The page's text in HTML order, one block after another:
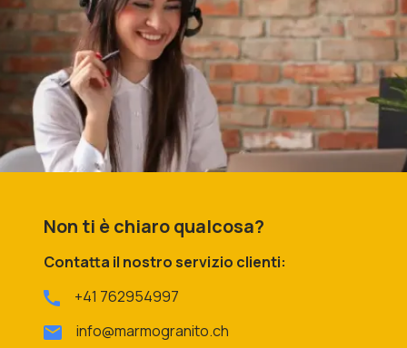
Non ti è chiaro qualcosa?
Contatta il nostro servizio clienti:
+41 762954997
info@marmogranito.ch